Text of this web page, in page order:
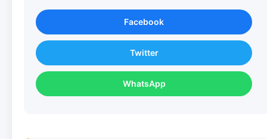
Facebook
Twitter
WhatsApp